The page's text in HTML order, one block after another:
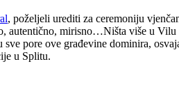
, poželjeli urediti za ceremoniju
autentično, mirisno…Ništa više u
pore ove građevine dominira,
u Splitu.